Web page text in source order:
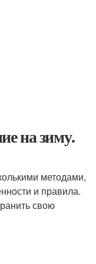
на зиму.
методами,
и правила.
свою